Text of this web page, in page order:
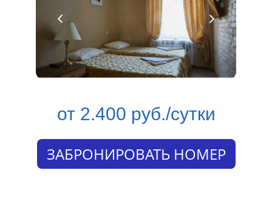
от 2.400 руб./сутки
ЗАБРОНИРОВАТЬ НОМЕР